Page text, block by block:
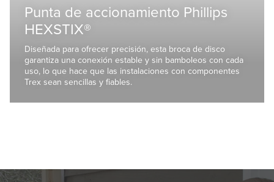
Punta de accionamiento Phillips
HEXSTIX®
Diseñada para ofrecer precisión, esta broca de disco
garantiza una conexión estable y sin bamboleos con cada
uso, lo que hace que las instalaciones con componentes
Trex sean sencillas y fiables.